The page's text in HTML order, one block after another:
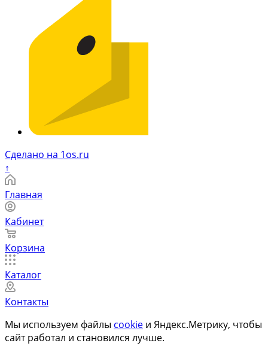
Сделано на 1os.ru
↑
Главная
Кабинет
Корзина
Каталог
Контакты
Мы используем файлы cookie и Яндекс.Метрику, чтобы
сайт работал и становился лучше.